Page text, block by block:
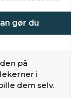
gør du
på
i
dem selv.